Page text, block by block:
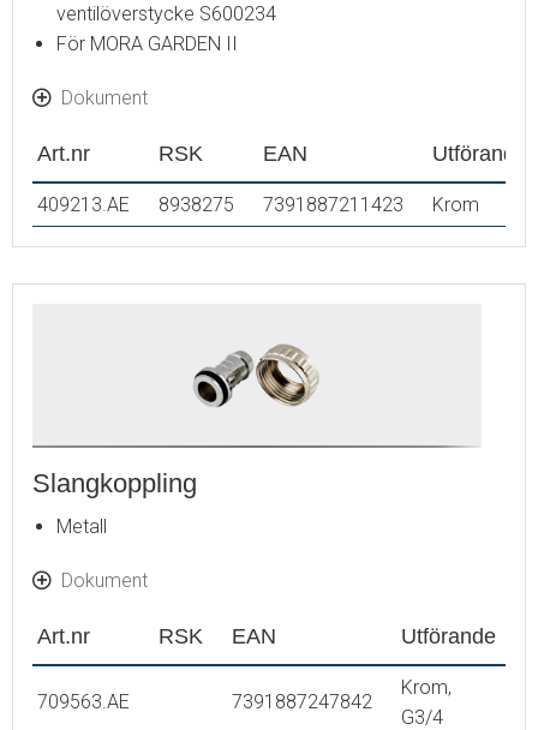
ventilöverstycke S600234
För MORA GARDEN II
Dokument
Art.nr RSK EAN Utförande
409213.AE 8938275 7391887211423 Krom
Slangkoppling
Metall
Dokument
Art.nr RSK EAN Utförande
709563.AE 7391887247842
Krom,
G3/4